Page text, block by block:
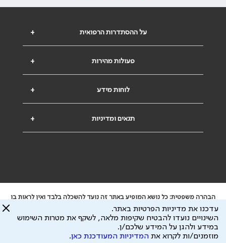
+ על ההסתדרות הרפואית
+ פעולות מהירות
+ לוחות מידע
+ תנאים ומדיניות
הבהרה משפטית: כל נושא המופיע באתר זה נועד להשכלה בלבד ואין לראות בו
ייעוץ רפואי או משפטי. אין הר"י אחראית לתוכן המתפרסם באתר זה ולכל נזק
שעלול להיגרם.
ידוע לי שהר"י אוספת ושומרת מידע אישי לצורך מתן השרות וכי חלק ממנו עשוי
להיות מועבר לצדדים שלישיים, הכל בכפוף למדיניות הפרטיות
עדכנו את מדיניות הפרטיות באתר.
השינויים נועדו להבטיח שקיפות מלאה, לשקף את מטרות השימוש
במידע ולהגן על המידע שלכם/ן.
מוזמנים/ות לקרוא את המדיניות המעודכנת כאן.